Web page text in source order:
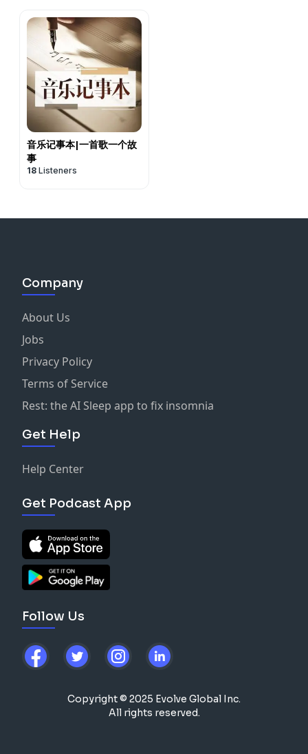
音乐记事本|一首歌一个故
事
18 Listeners
Company
About Us
Jobs
Privacy Policy
Terms of Service
Rest: the AI Sleep app to fix insomnia
Get Help
Help Center
Get Podcast App
Follow Us
Copyright © 2025 Evolve Global Inc.
All rights reserved.